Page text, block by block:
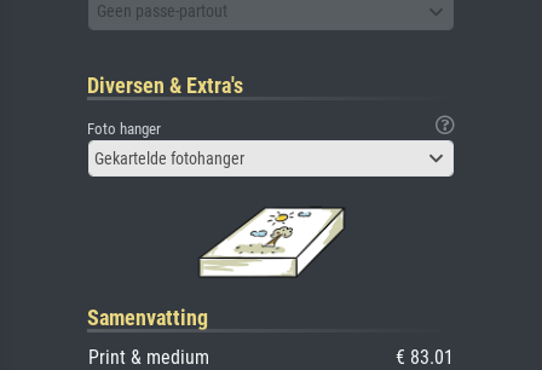
Geen passe-partout
Diversen & Extra's
Foto hanger
Gekartelde fotohanger
Samenvatting
Print & medium
€ 83.01